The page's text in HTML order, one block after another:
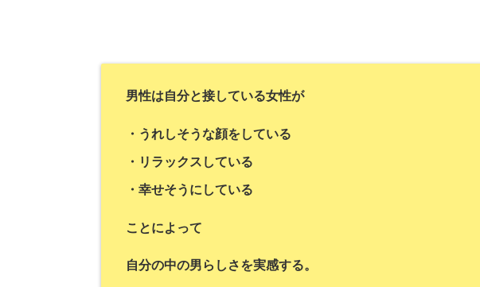
男性は自分と接している女性が
・うれしそうな顔をしている
・リラックスしている
・幸せそうにしている
ことによって
自分の中の男らしさを実感する。